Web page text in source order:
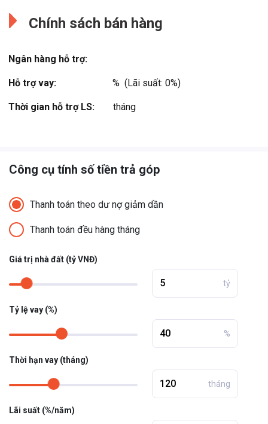
Chính sách bán hàng
Ngân hàng hỗ trợ:
Hỗ trợ vay: %  (Lãi suất: 0%)
Thời gian hỗ trợ LS: tháng
Công cụ tính số tiền trả góp
Thanh toán theo dư nợ giảm dần
Thanh toán đều hàng tháng
Giá trị nhà đất (tỷ VNĐ)
tỷ
Tỷ lệ vay (%)
%
Thời hạn vay (tháng)
tháng
Lãi suất (%/năm)